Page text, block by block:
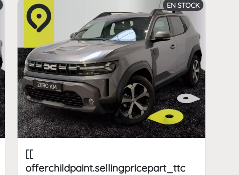
EN STOCK
[[
offerchildpaint.sellingpricepart_ttc